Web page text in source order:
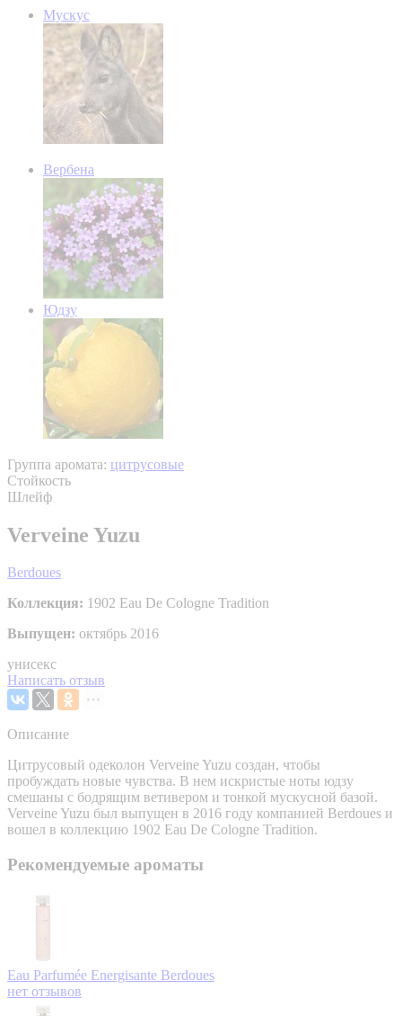
Мускус
Вербена
Юдзу
Группа аромата: цитрусовые
Стойкость
Шлейф
Verveine Yuzu
Berdoues
Коллекция: 1902 Eau De Cologne Tradition
Выпущен: октябрь 2016
унисекс
Написать отзыв
Описание
Цитрусовый одеколон Verveine Yuzu создан, чтобы
пробуждать новые чувства. В нем искристые ноты юдзу
смешаны с бодрящим ветивером и тонкой мускусной базой.
Verveine Yuzu был выпущен в 2016 году компанией Berdoues и
вошел в коллекцию 1902 Eau De Cologne Tradition.
Рекомендуемые ароматы
Eau Parfumée Energisante Berdoues
нет отзывов